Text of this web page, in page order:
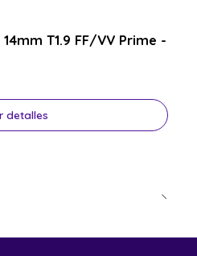
T1.9 FF/VV Prime -
detalles